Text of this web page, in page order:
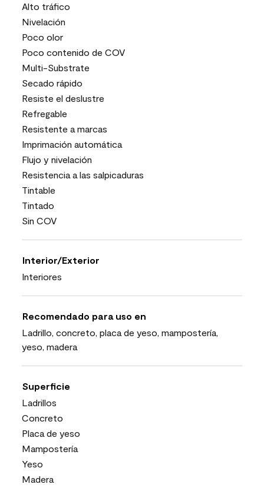
Alto tráfico
Nivelación
Poco olor
Poco contenido de COV
Multi-Substrate
Secado rápido
Resiste el deslustre
Refregable
Resistente a marcas
Imprimación automática
Flujo y nivelación
Resistencia a las salpicaduras
Tintable
Tintado
Sin COV
Interior/Exterior
Interiores
Recomendado para uso en
Ladrillo, concreto, placa de yeso, mampostería,
yeso, madera
Superficie
Ladrillos
Concreto
Placa de yeso
Mampostería
Yeso
Madera